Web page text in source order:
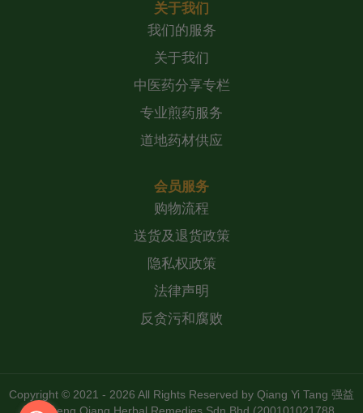
关于我们
我们的服务
关于我们
中医药分享专栏
专业煎药服务
道地药材供应
会员服务
购物流程
送货及退货政策
隐私权政策
法律声明
反贪污和腐败
Copyright © 2021 - 2026 All Rights Reserved by Qiang Yi Tang 强益